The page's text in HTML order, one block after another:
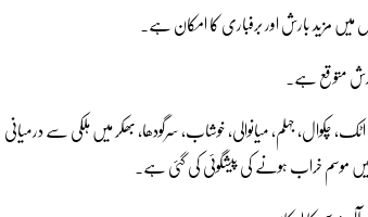
متوقع ہے۔
چکوال، جہلم، میانوالی، خوشاب، سرگودھا، بھکر میں ہلکی سے درمیانی
موسم خراب ہونے کی پیشگوئی کی گئی ہے۔